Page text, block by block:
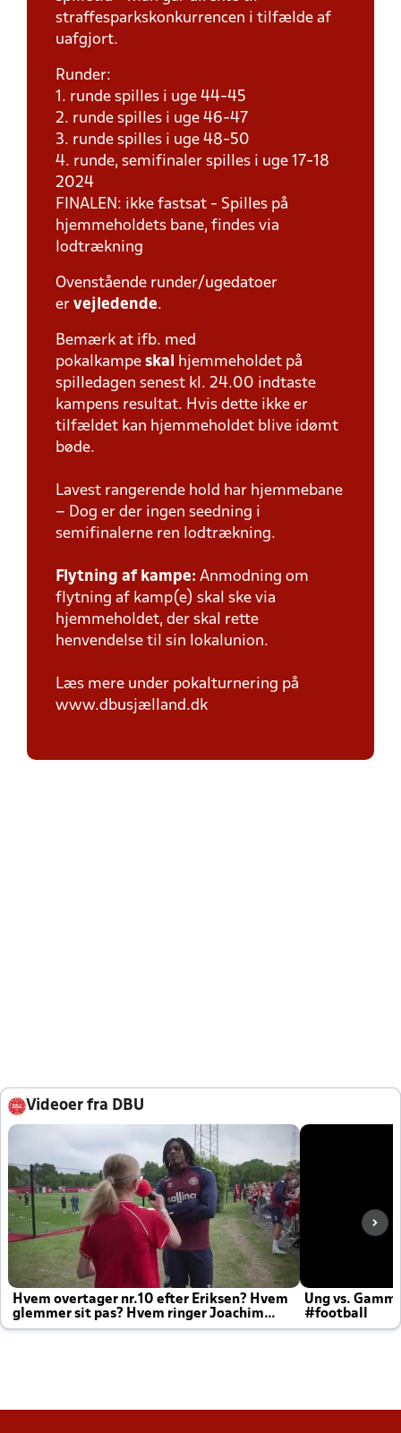
straffesparkskonkurrencen i tilfælde af
uafgjort.
Runder:
1. runde spilles i uge 44-45
2. runde spilles i uge 46-47
3. runde spilles i uge 48-50
4. runde, semifinaler spilles i uge 17-18
2024
FINALEN: ikke fastsat - Spilles på
hjemmeholdets bane, findes via
lodtrækning
Ovenstående runder/ugedatoer
er vejledende.
Bemærk at ifb. med
pokalkampe skal
hjemmeholdet på
spilledagen senest kl. 24.00 indtaste
kampens resultat. Hvis dette ikke er
tilfældet kan hjemmeholdet blive idømt
bøde.
Lavest rangerende hold har hjemmebane
– Dog er der ingen seedning i
semifinalerne ren lodtrækning.
Flytning af kampe: Anmodning om
flytning af kamp(e) skal ske via
hjemmeholdet, der skal rette
henvendelse til sin lokalunion.
Læs mere under pokalturnering på
www.dbusjælland.dk
Videoer fra DBU
Hvem overtager nr.10 efter Eriksen? Hvem
glemmer sit pas? Hvem ringer Joachim
altid til efter kampe?
Ung vs.
#football